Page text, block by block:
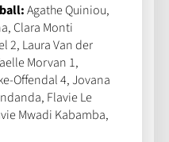
Agathe Quiniou,
Clara Monti
2, Laura Van der
Morvan 1,
Offendal 4, Jovana
Flavie Le
Mwadi Kabamba,